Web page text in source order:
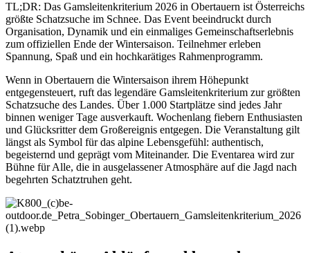
TL;DR: Das Gamsleitenkriterium 2026 in Obertauern ist Österreichs
größte Schatzsuche im Schnee. Das Event beeindruckt durch
Organisation, Dynamik und ein einmaliges Gemeinschaftserlebnis
zum offiziellen Ende der Wintersaison. Teilnehmer erleben
Spannung, Spaß und ein hochkarätiges Rahmenprogramm.
Wenn in Obertauern die Wintersaison ihrem Höhepunkt
entgegensteuert, ruft das legendäre Gamsleitenkriterium zur größten
Schatzsuche des Landes. Über 1.000 Startplätze sind jedes Jahr
binnen weniger Tage ausverkauft. Wochenlang fiebern Enthusiasten
und Glücksritter dem Großereignis entgegen. Die Veranstaltung gilt
längst als Symbol für das alpine Lebensgefühl: authentisch,
begeisternd und geprägt vom Miteinander. Die Eventarea wird zur
Bühne für Alle, die in ausgelassener Atmosphäre auf die Jagd nach
begehrten Schatztruhen geht.